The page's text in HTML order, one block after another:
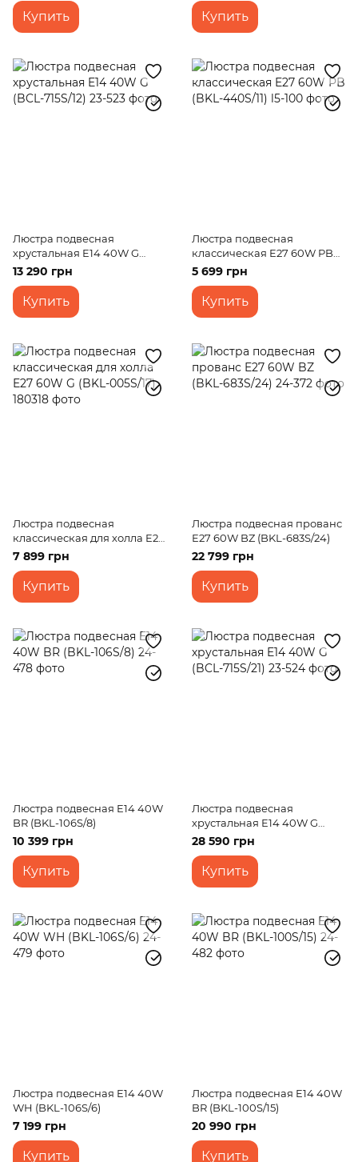
Купить Купить
Люстра подвесная
хрустальная E14 40W G
(BCL-715S/12)
13 290 грн
Купить
Люстра подвесная
классическая E27 60W PB
(BKL-440S/11)
5 699 грн
Купить
Люстра подвесная
классическая для холла E27
60W G (BKL-005S/17)
7 899 грн
Купить
Люстра подвесная прованс
E27 60W BZ (BKL-683S/24)
22 799 грн
Купить
Люстра подвесная E14 40W
BR (BKL-106S/8)
10 399 грн
Купить
Люстра подвесная
хрустальная E14 40W G
(BCL-715S/21)
28 590 грн
Купить
Люстра подвесная E14 40W
WH (BKL-106S/6)
7 199 грн
Купить
Люстра подвесная E14 40W
BR (BKL-100S/15)
20 990 грн
Купить